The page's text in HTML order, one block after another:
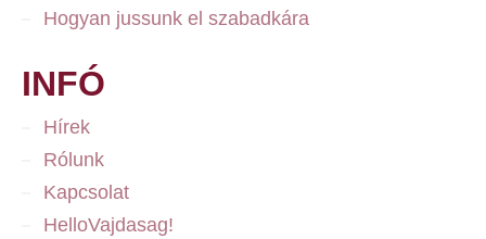
Hogyan jussunk el szabadkára
INFÓ
Hírek
Rólunk
Kapcsolat
HelloVajdasag!